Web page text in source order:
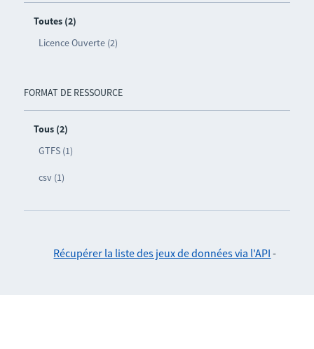
Toutes (2)
Licence Ouverte (2)
FORMAT DE RESSOURCE
Tous (2)
GTFS (1)
csv (1)
Récupérer la liste des jeux de données via l'API -